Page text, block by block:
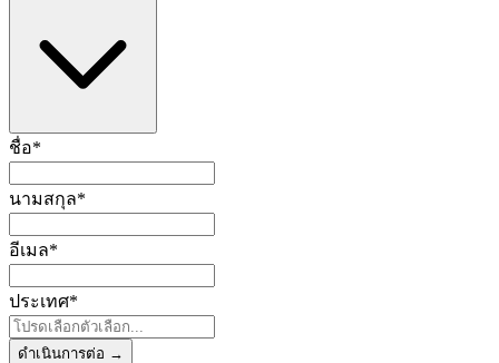
ชื่อ*
นามสกุล*
อีเมล*
ประเทศ*
ดำเนินการต่อ →